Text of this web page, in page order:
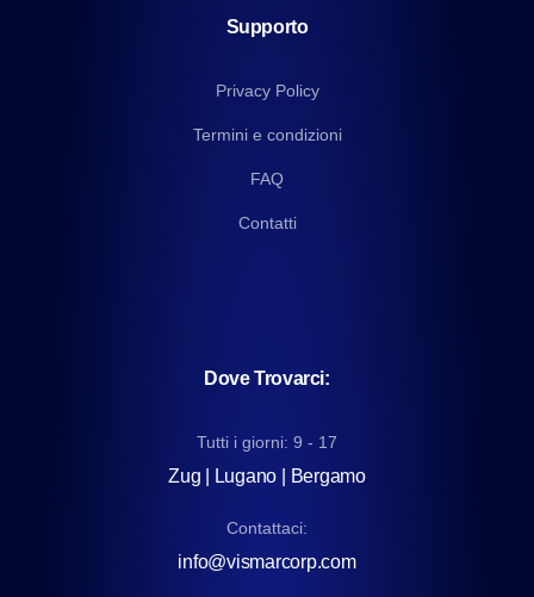
Supporto
Privacy Policy
Termini e condizioni
FAQ
Contatti
Dove Trovarci:
Tutti i giorni: 9 - 17
Zug | Lugano | Bergamo
Contattaci:
info@vismarcorp.com